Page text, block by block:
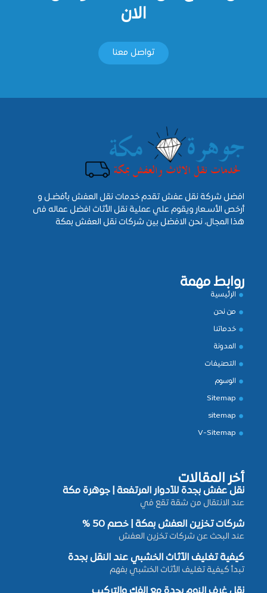
الان
تواصل معنا
افضل شركة نقل عفش تقدم خدمات نقل العفش بأفضـل و
أرخص الأسـعار ويقوم علي عملية نقل الأثاث افضل عماله فى
هذا المجال، نحن الافضل بين شركات نقل العفش بمكة
روابط مهمة
الرئيسية
من نحن
خدماتنا
المدونة
التصنيفات
الوسوم
Sitemap
sitemap
V-Sitemap
أخر المقالات
نقل عفش بجدة للأدوار المرتفعة | جوهرة مكة
عند الانتقال من شقة تقع في
شركات تخزين العفش بمكة | خصم 50 %
عند البحث عن شركات تخزين العفش
كيفية تغليف الأثاث الخشبي عند النقل بجدة
تبدأ كيفية تغليف الأثاث الخشبي بفهم